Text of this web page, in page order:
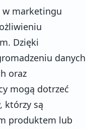
w marketingu
Dzięki
danych
oraz
mogą dotrzeć
którzy są
produktem lub